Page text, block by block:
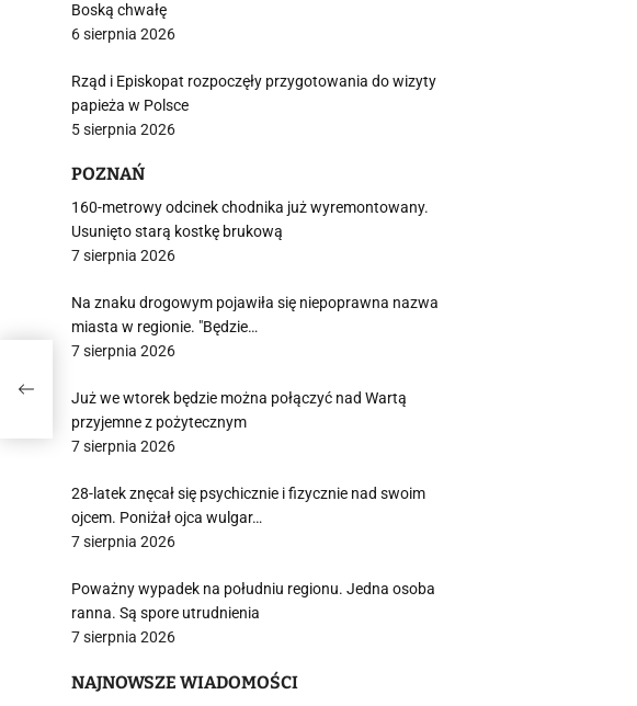
Boską chwałę
6 sierpnia 2026
Rząd i Episkopat rozpoczęły przygotowania do wizyty
papieża w Polsce
5 sierpnia 2026
POZNAŃ
160-metrowy odcinek chodnika już wyremontowany.
Usunięto starą kostkę brukową
7 sierpnia 2026
Na znaku drogowym pojawiła się niepoprawna nazwa
miasta w regionie. "Będzie…
7 sierpnia 2026
Już we wtorek będzie można połączyć nad Wartą
przyjemne z pożytecznym
7 sierpnia 2026
28-latek znęcał się psychicznie i fizycznie nad swoim
ojcem. Poniżał ojca wulgar…
7 sierpnia 2026
Poważny wypadek na południu regionu. Jedna osoba
ranna. Są spore utrudnienia
7 sierpnia 2026
NAJNOWSZE WIADOMOŚCI